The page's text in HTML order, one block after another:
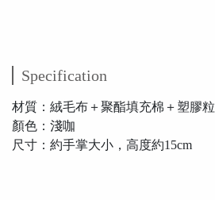
Specification
材質：絨毛布＋聚酯填充棉＋塑膠粒
顏色：淺咖
尺寸：約手掌大小，高度約15cm